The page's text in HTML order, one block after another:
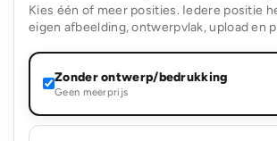
Kies één of meer posities. Iedere positie
eigen afbeelding, ontwerpvlak, upload en
Zonder ontwerp/bedrukking
Geen meerprijs